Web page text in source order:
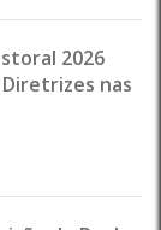
2026
nas